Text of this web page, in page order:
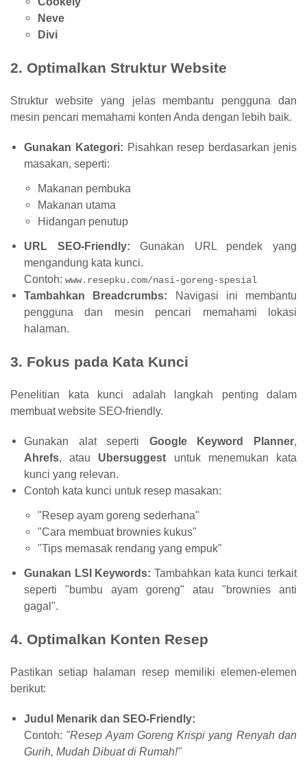
Neve
Divi
2. Optimalkan Struktur Website
Struktur website yang jelas membantu pengguna dan
mesin pencari memahami konten Anda dengan lebih baik.
Gunakan Kategori: Pisahkan resep berdasarkan jenis
masakan, seperti:
Makanan pembuka
Makanan utama
Hidangan penutup
URL SEO-Friendly: Gunakan URL pendek yang
mengandung kata kunci.
Contoh: www.resepku.com/nasi-goreng-spesial
Tambahkan Breadcrumbs: Navigasi ini membantu
pengguna dan mesin pencari memahami lokasi
halaman.
3. Fokus pada Kata Kunci
Penelitian kata kunci adalah langkah penting dalam
membuat website SEO-friendly.
Gunakan alat seperti Google Keyword Planner,
Ahrefs, atau Ubersuggest untuk menemukan kata
kunci yang relevan.
Contoh kata kunci untuk resep masakan:
"Resep ayam goreng sederhana"
"Cara membuat brownies kukus"
"Tips memasak rendang yang empuk"
Gunakan LSI Keywords: Tambahkan kata kunci terkait
seperti "bumbu ayam goreng" atau "brownies anti
gagal".
4. Optimalkan Konten Resep
Pastikan setiap halaman resep memiliki elemen-elemen
berikut:
Judul Menarik dan SEO-Friendly:
Contoh: "Resep Ayam Goreng Krispi yang Renyah dan
Gurih, Mudah Dibuat di Rumah!"